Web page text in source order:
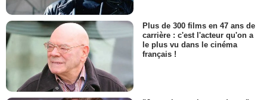
Plus de 300 films en 47 ans de
carrière : c'est l'acteur qu'on a
le plus vu dans le cinéma
français !